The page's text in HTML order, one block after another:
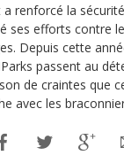
renforcé la
ses efforts contre
Depuis cette
passent au
de craintes que
avec les